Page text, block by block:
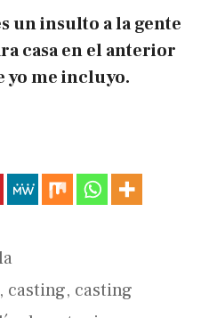
un insulto a la gente
casa en el anterior
yo me incluyo.
, casting, casting